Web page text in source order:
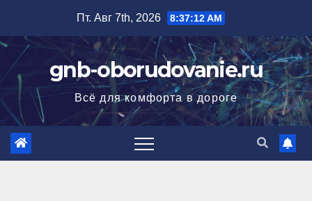
содержимому
Пт. Авг 7th, 2026 8:37:13 AM
gnb-oborudovanie.ru
Всё для комфорта в дороге